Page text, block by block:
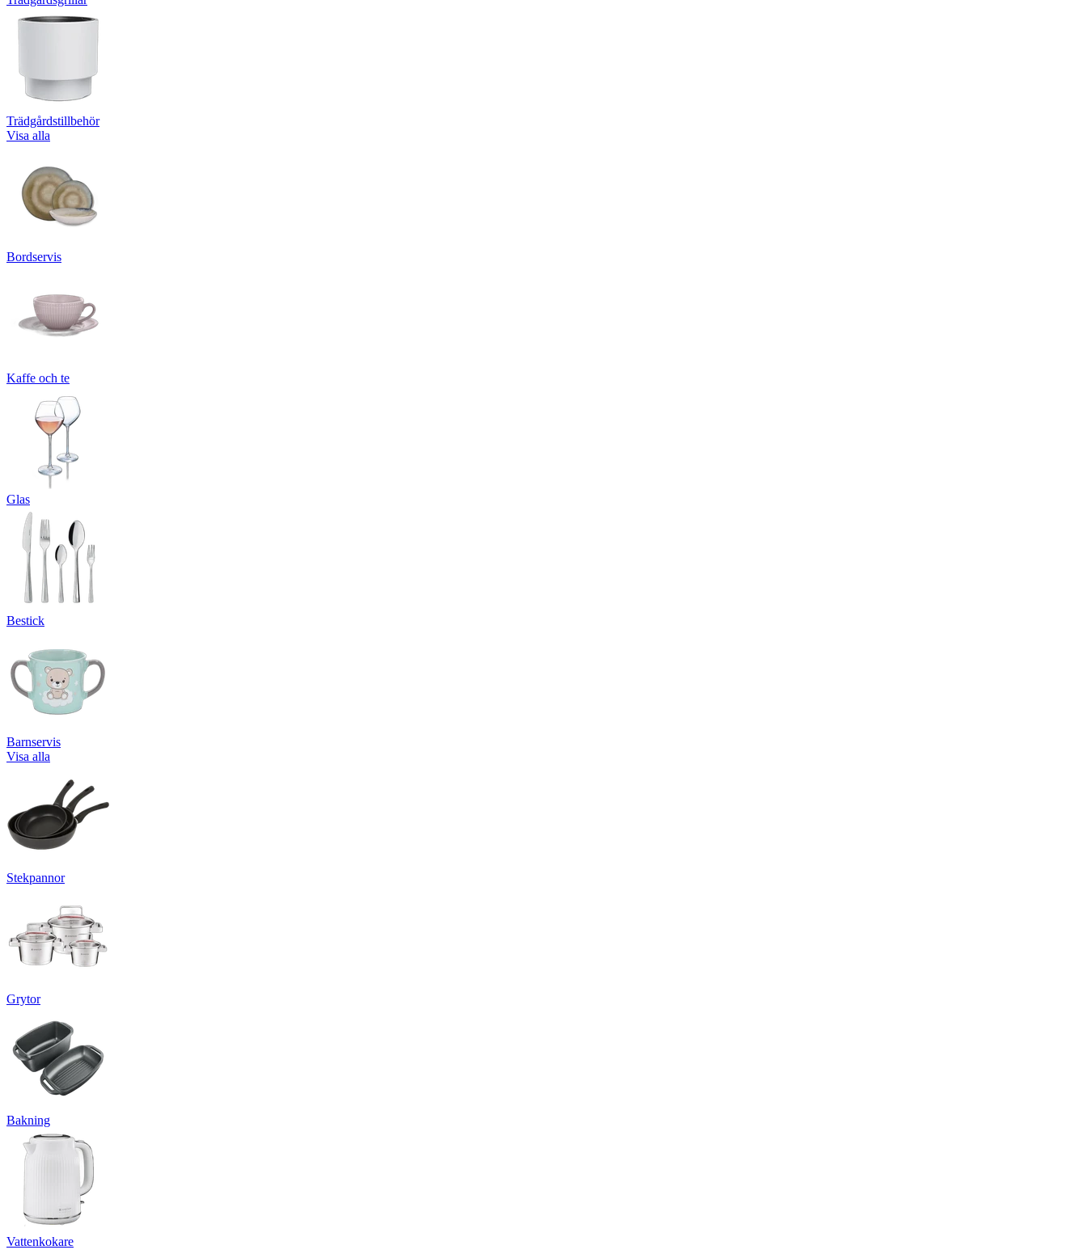
Trädgårdstillbehör
Visa alla
Bordservis
Kaffe och te
Glas
Bestick
Barnservis
Visa alla
Stekpannor
Grytor
Bakning
Vattenkokare